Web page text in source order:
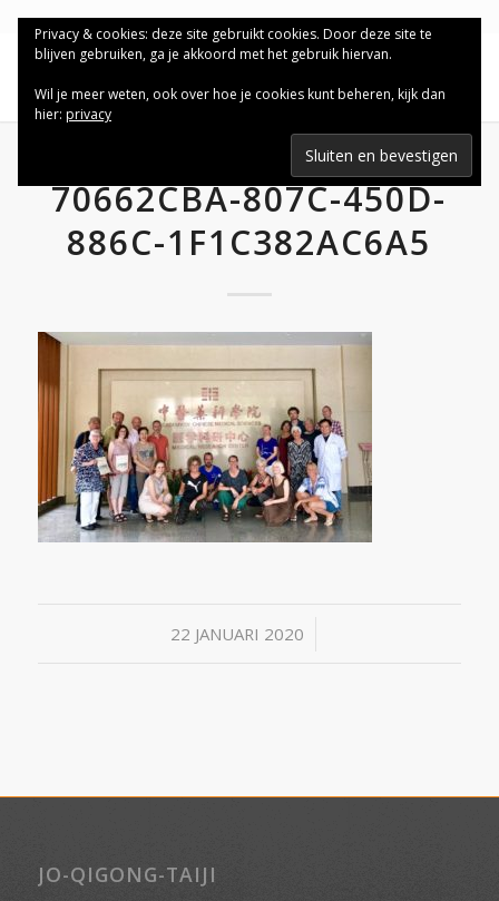
70662CBA-807C-450D-
886C-1F1C382AC6A5
22 JANUARI 2020
/
JO-QIGONG-TAIJI
Privacy & cookies: deze site gebruikt cookies. Door deze site te
blijven gebruiken, ga je akkoord met het gebruik hiervan.
Wil je meer weten, ook over hoe je cookies kunt beheren, kijk dan
hier: privacy